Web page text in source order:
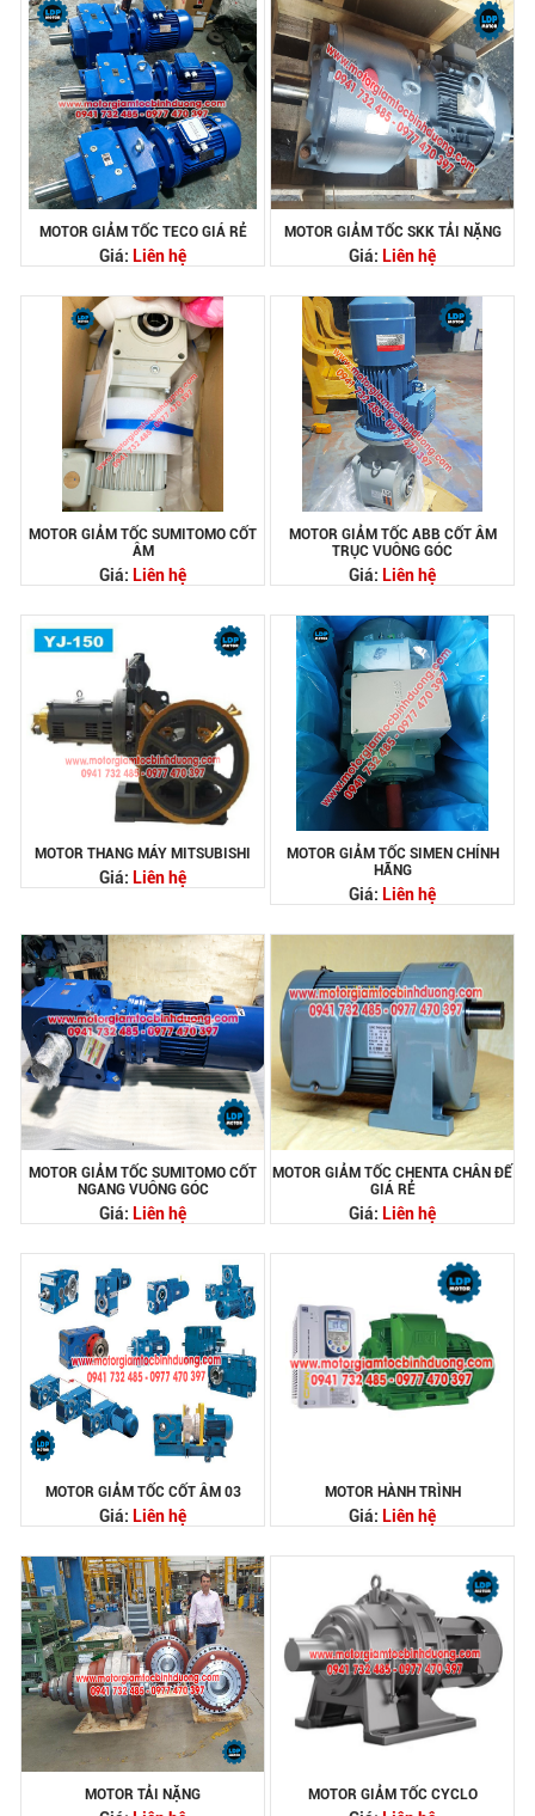
MOTOR GIẢM TỐC TECO GIÁ RẺ
Giá: Liên hệ
MOTOR GIẢM TỐC SKK TẢI NẶNG
Giá: Liên hệ
MOTOR GIẢM TỐC SUMITOMO CỐT
ÂM
Giá: Liên hệ
MOTOR GIẢM TỐC ABB CỐT ÂM
TRỤC VUÔNG GÓC
Giá: Liên hệ
MOTOR THANG MÁY MITSUBISHI
Giá: Liên hệ
MOTOR GIẢM TỐC SIMEN CHÍNH
HÃNG
Giá: Liên hệ
MOTOR GIẢM TỐC SUMITOMO CỐT
NGANG VUÔNG GÓC
Giá: Liên hệ
MOTOR GIẢM TỐC CHENTA CHÂN ĐẾ
GIÁ RẺ
Giá: Liên hệ
MOTOR GIẢM TỐC CỐT ÂM 03
Giá: Liên hệ
MOTOR HÀNH TRÌNH
Giá: Liên hệ
MOTOR TẢI NẶNG MOTOR GIẢM TỐC CYCLO